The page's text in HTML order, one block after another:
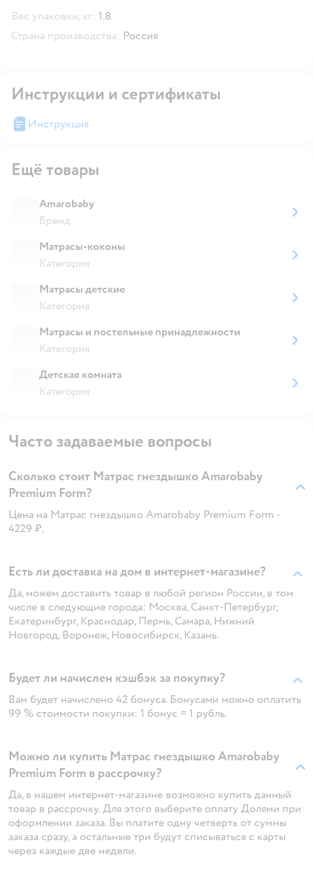
Вес упаковки, кг: 1.8
Страна производства: Россия
Инструкции и сертификаты
Инструкция
Ещё товары
Amarobaby
Бренд
Матрасы-коконы
Категория
Матрасы детские
Категория
Матрасы и постельные принадлежности
Категория
Детская комната
Категория
Часто задаваемые вопросы
Сколько стоит Матрас гнездышко Amarobaby
Premium Form?
Цена на Матрас гнездышко Amarobaby Premium Form -
4229 ₽.
Есть ли доставка на дом в интернет-магазине?
Да, можем доставить товар в любой регион России, в том
числе в следующие города: Москва, Санкт-Петербург,
Екатеринбург, Краснодар, Пермь, Самара, Нижний
Новгород, Воронеж, Новосибирск, Казань.
Будет ли начислен кэшбэк за покупку?
Вам будет начислено 42 бонуса. Бонусами можно оплатить
99 % стоимости покупки: 1 бонус = 1 рубль.
Можно ли купить Матрас гнездышко Amarobaby
Premium Form в рассрочку?
Да, в нашем интернет-магазине возможно купить данный
товар в рассрочку. Для этого выберите оплату Долями при
оформлении заказа. Вы платите одну четверть от суммы
заказа сразу, а остальные три будут списываться с карты
через каждые две недели.